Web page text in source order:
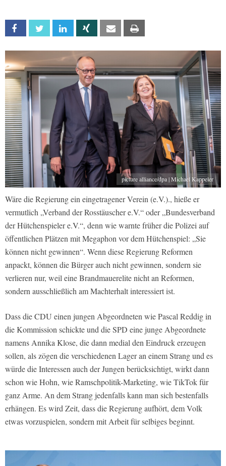
Facebook Twitter Linkedin Xing Email
picture alliance/dpa | Michael Kappeler
Wäre die Regierung ein eingetragener Verein (e.V.)., hieße er
vermutlich „Verband der Rosstäuscher e.V.“ oder „Bundesverband
der Hütchenspieler e.V.“, denn wie warnte früher die Polizei auf
öffentlichen Plätzen mit Megaphon vor dem Hütchenspiel: „Sie
können nicht gewinnen“. Wenn diese Regierung Reformen
anpackt, können die Bürger auch nicht gewinnen, sondern sie
verlieren nur, weil eine Brandmauerelite nicht an Reformen,
sondern ausschließlich am Machterhalt interessiert ist.
Dass die CDU einen jungen Abgeordneten wie Pascal Reddig in
die Kommission schickte und die SPD eine junge Abgeordnete
namens Annika Klose, die dann medial den Eindruck erzeugen
sollen, als zögen die verschiedenen Lager an einem Strang und es
würde die Interessen auch der Jungen berücksichtigt, wirkt dann
schon wie Hohn, wie Ramschpolitik-Marketing, wie TikTok für
ganz Arme. An dem Strang jedenfalls kann man sich bestenfalls
erhängen. Es wird Zeit, dass die Regierung aufhört, dem Volk
etwas vorzuspielen, sondern mit Arbeit für selbiges beginnt.